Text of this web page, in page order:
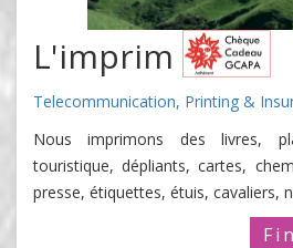
L'imprim
Telecommunication, Printing &
Nous imprimons des livres,
touristique, dépliants, cartes,
presse, étiquettes, étuis, cavaliers,